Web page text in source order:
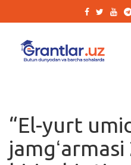
Ishlar
Kurslar
“El-yurt